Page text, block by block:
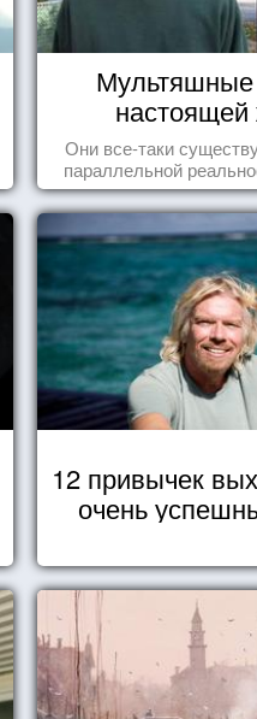
Мультяшные
настоящей
Они все-таки
параллельной
среди нас с
12 привычек
очень